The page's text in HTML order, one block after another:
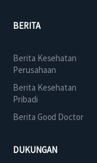
BERITA
Berita Kesehatan
Perusahaan
Berita Kesehatan
Pribadi
Berita Good Doctor
DUKUNGAN